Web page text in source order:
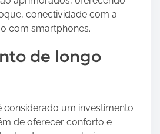
conectividade com a
com smartphones.
de longo
considerado um investimento
de oferecer conforto e